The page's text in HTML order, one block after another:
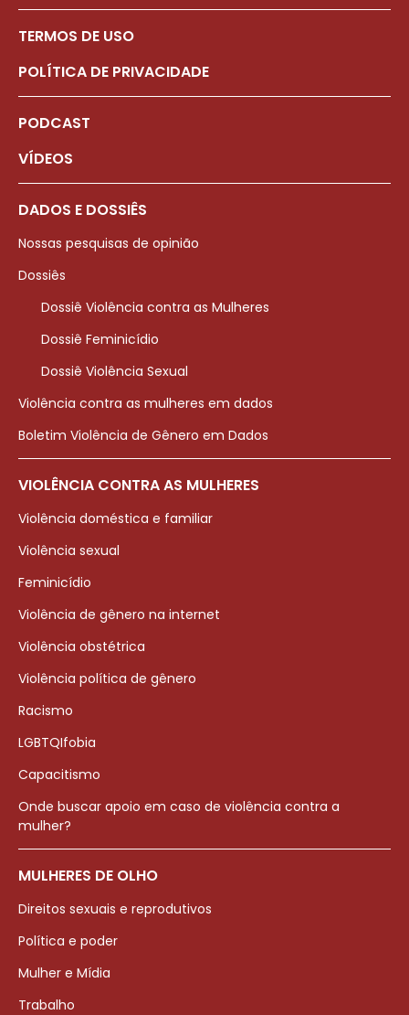
TERMOS DE USO
POLÍTICA DE PRIVACIDADE
PODCAST
VÍDEOS
DADOS E DOSSIÊS
Nossas pesquisas de opinião
Dossiês
Dossiê Violência contra as Mulheres
Dossiê Feminicídio
Dossiê Violência Sexual
Violência contra as mulheres em dados
Boletim Violência de Gênero em Dados
VIOLÊNCIA CONTRA AS MULHERES
Violência doméstica e familiar
Violência sexual
Feminicídio
Violência de gênero na internet
Violência obstétrica
Violência política de gênero
Racismo
LGBTQIfobia
Capacitismo
Onde buscar apoio em caso de violência contra a
mulher?
MULHERES DE OLHO
Direitos sexuais e reprodutivos
Política e poder
Mulher e Mídia
Trabalho